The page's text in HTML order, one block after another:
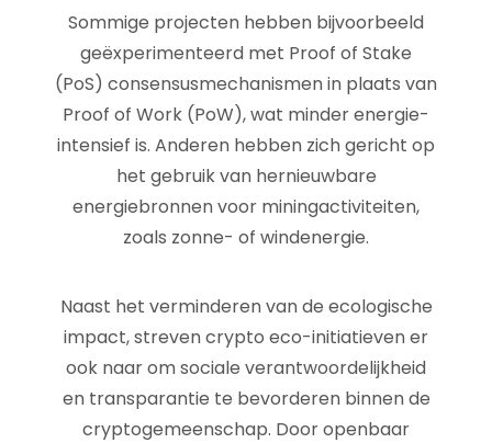
Sommige projecten hebben bijvoorbeeld
geëxperimenteerd met Proof of Stake
(PoS) consensusmechanismen in plaats van
Proof of Work (PoW), wat minder energie-
intensief is. Anderen hebben zich gericht op
het gebruik van hernieuwbare
energiebronnen voor miningactiviteiten,
zoals zonne- of windenergie.
Naast het verminderen van de ecologische
impact, streven crypto eco-initiatieven er
ook naar om sociale verantwoordelijkheid
en transparantie te bevorderen binnen de
cryptogemeenschap. Door openbaar